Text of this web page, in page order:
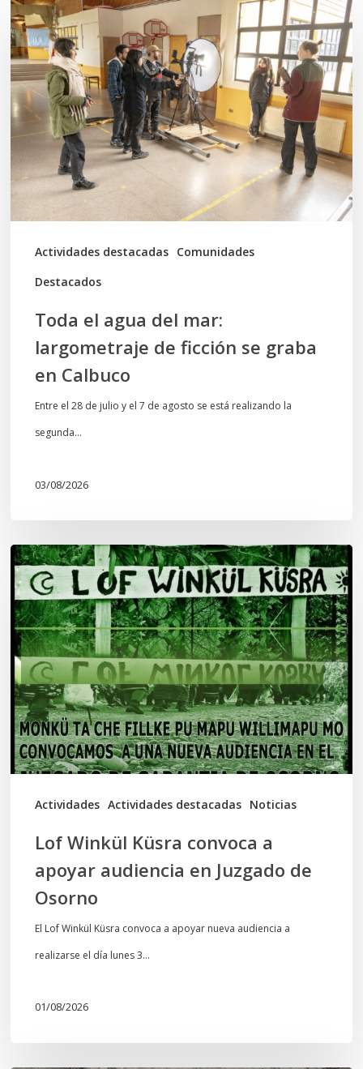
Actividades destacadas Comunidades
Destacados
Toda
el
agua
del
mar:
largometraje
de
ficción
se
graba
Toda el agua del mar:
largometraje de ficción se graba
en Calbuco
Entre el 28 de julio y el 7 de agosto se está realizando la
segunda…
03/08/2026
Actividades Actividades destacadas Noticias
Lof
Winkül
Küsra
convoca
a
apoyar
audiencia
en
Juzgado
Lof Winkül Küsra convoca a
apoyar audiencia en Juzgado de
Osorno
El Lof Winkül Küsra convoca a apoyar nueva audiencia a
realizarse el día lunes 3…
01/08/2026